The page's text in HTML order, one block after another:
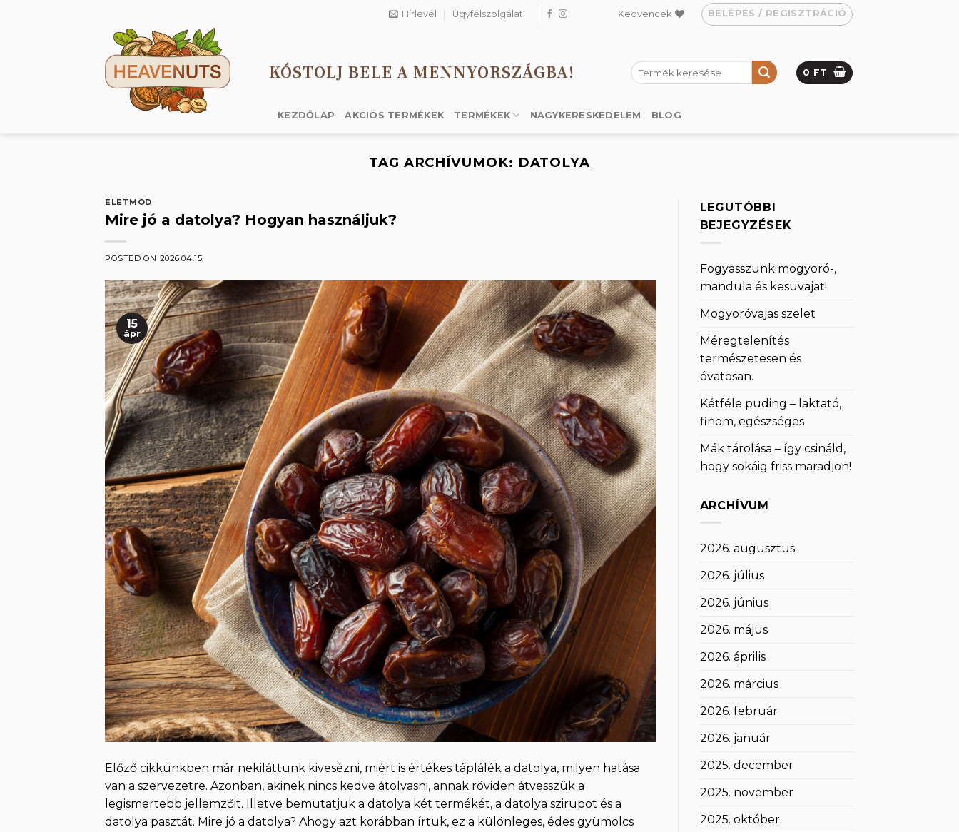
Hírlevél Ügyfélszolgálat Kedvencek BELÉPÉS / REGISZTRÁCIÓ
KÓSTOLJ BELE A MENNYORSZÁGBA!
Keresés
a
0 FT
KEZDŐLAP AKCIÓS TERMÉKEK TERMÉKEK NAGYKERESKEDELEM BLOG
TAG ARCHÍVUMOK: DATOLYA
ÉLETMÓD
Mire jó a datolya? Hogyan használjuk?
POSTED ON 2026.04.15.
15
ápr
Előző cikkünkben már nekiláttunk kivesézni, miért is értékes táplálék a datolya, milyen hatása
van a szervezetre. Azonban, akinek nincs kedve átolvasni, annak röviden átvesszük a
legismertebb jellemzőit. Illetve bemutatjuk a datolya két termékét, a datolya szirupot és a
datolya pasztát. Mire jó a datolya? Ahogy azt korábban írtuk, ez a különleges, édes gyümölcs
LEGUTÓBBI
BEJEGYZÉSEK
Fogyasszunk mogyoró-,
mandula és kesuvajat!
Mogyoróvajas szelet
Méregtelenítés
természetesen és
óvatosan.
Kétféle puding – laktató,
finom, egészséges
Mák tárolása – így csináld,
hogy sokáig friss maradjon!
ARCHÍVUM
2026. augusztus
2026. július
2026. június
2026. május
2026. április
2026. március
2026. február
2026. január
2025. december
2025. november
2025. október